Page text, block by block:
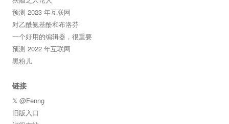
预测 2023 年互联网
对乙酰氨基酚和布洛芬
一个好用的编辑器，很重要
预测 2022 年互联网
黑粉儿
链接
𝕏 @Fenng
旧版入口